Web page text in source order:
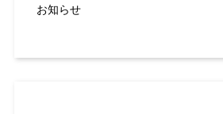
お知らせ